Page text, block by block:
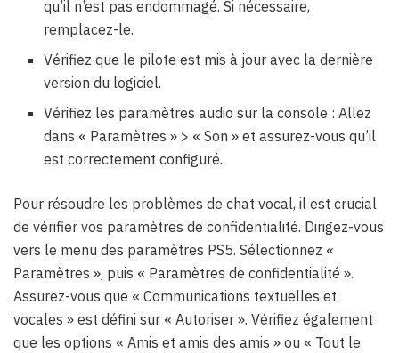
qu’il n’est pas endommagé. Si nécessaire,
remplacez-le.
Vérifiez que le pilote est mis à jour avec la dernière
version du logiciel.
Vérifiez les paramètres audio sur la console : Allez
dans « Paramètres » > « Son » et assurez-vous qu’il
est correctement configuré.
Pour résoudre les problèmes de chat vocal, il est crucial
de vérifier vos paramètres de confidentialité. Dirigez-vous
vers le menu des paramètres PS5. Sélectionnez «
Paramètres », puis « Paramètres de confidentialité ».
Assurez-vous que « Communications textuelles et
vocales » est défini sur « Autoriser ». Vérifiez également
que les options « Amis et amis des amis » ou « Tout le